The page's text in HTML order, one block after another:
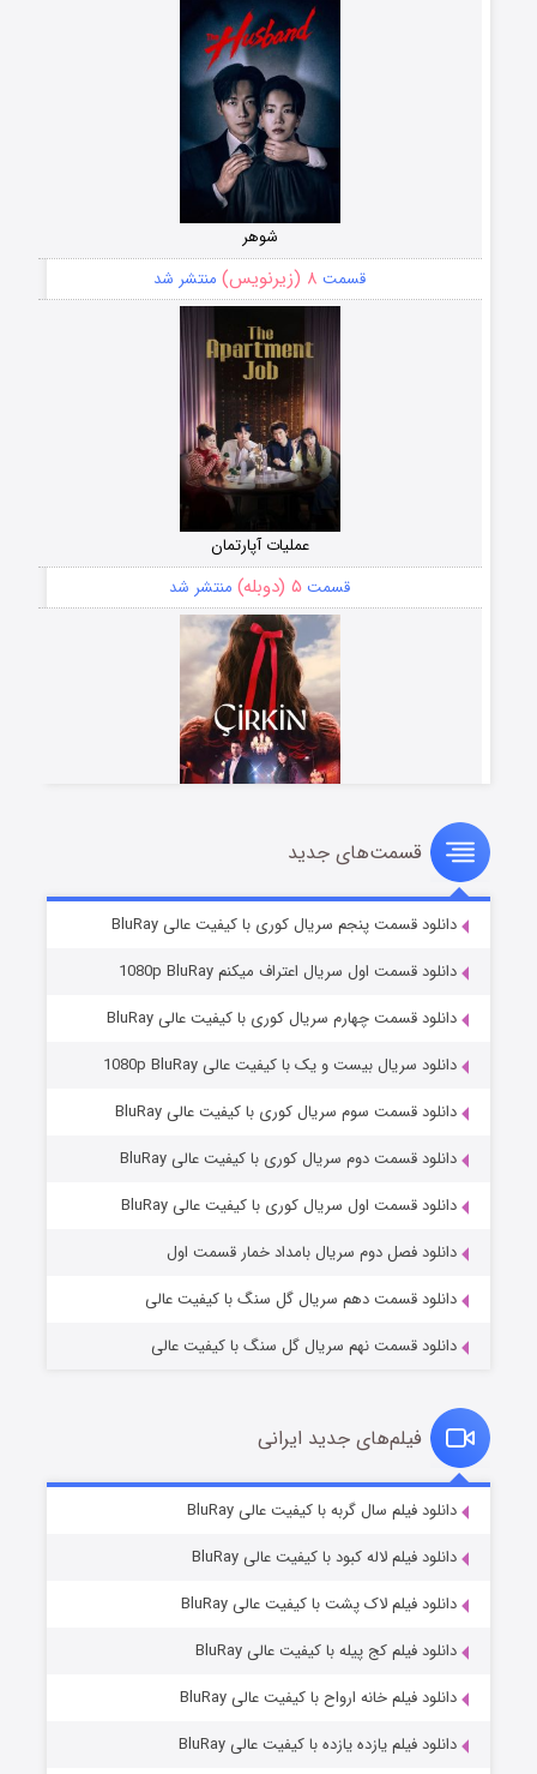
شوهر
قسمت ۸ (زیرنویس) منتشر شد
عملیات آپارتمان
قسمت ۵ (دوبله) منتشر شد
سریال زشت
قسمت۲ (زیرنویس) منتشر شد
مردگان متحرک: شهر مرده ۳
قسمت۲ (زیرنویس) منتشر شد
قسمت۷ (زیرنویس) منتشر شد
قسمت‌های جدید
دانلود قسمت پنجم سریال کوری با کیفیت عالی BluRay
دانلود قسمت اول سریال اعتراف میکنم 1080p BluRay
دانلود قسمت چهارم سریال کوری با کیفیت عالی BluRay
دانلود سریال بیست و یک با کیفیت عالی 1080p BluRay
دانلود قسمت سوم سریال کوری با کیفیت عالی BluRay
دانلود قسمت دوم سریال کوری با کیفیت عالی BluRay
دانلود قسمت اول سریال کوری با کیفیت عالی BluRay
دانلود فصل دوم سریال بامداد خمار قسمت اول
دانلود قسمت دهم سریال گل سنگ با کیفیت عالی
دانلود قسمت نهم سریال گل سنگ با کیفیت عالی
فیلم‌های جدید ایرانی
دانلود فیلم سال گربه با کیفیت عالی BluRay
دانلود فیلم لاله کبود با کیفیت عالی BluRay
دانلود فیلم لاک پشت با کیفیت عالی BluRay
دانلود فیلم کج‌ پیله با کیفیت عالی BluRay
دانلود فیلم خانه ارواح با کیفیت عالی BluRay
دانلود فیلم یازده یازده با کیفیت عالی BluRay